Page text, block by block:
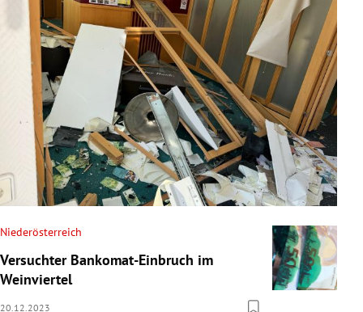
Niederösterreich
Versuchter Bankomat-Einbruch im
Weinviertel
20.12.2023